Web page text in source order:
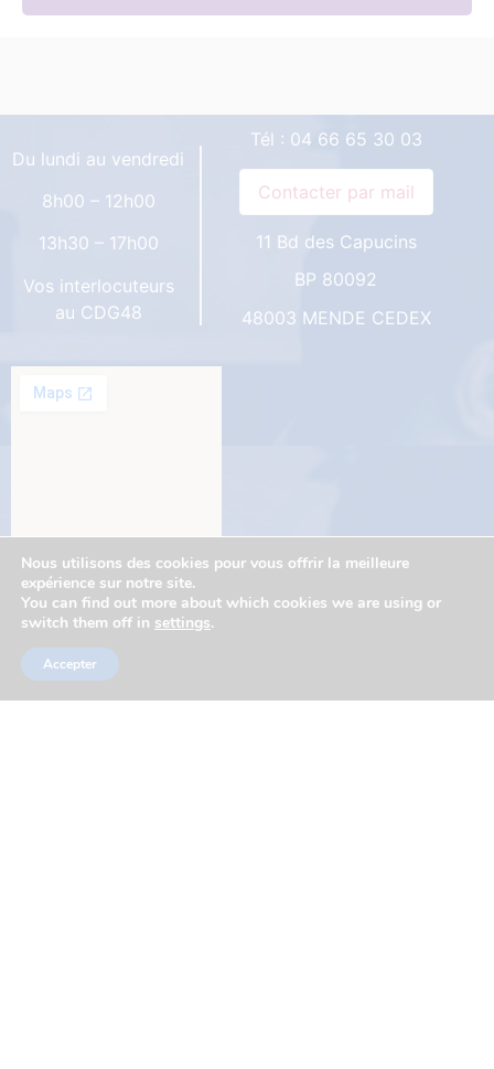
Du lundi au vendredi
8h00 – 12h00
13h30 – 17h00
Vos interlocuteurs
au CDG48
Tél : 04 66 65 30 03
11 Bd des Capucins
BP 80092
48003 MENDE CEDEX
Nous utilisons des cookies pour vous offrir la meilleure
expérience sur notre site.
You can find out more about which cookies we are using or
switch them off in settings.
Accepter